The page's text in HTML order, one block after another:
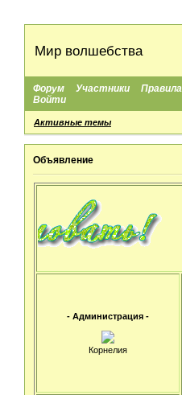
Мир волшебства
Форум Участники Правила
Войти
Активные темы
Объявление
- Администрация -
Корнелия